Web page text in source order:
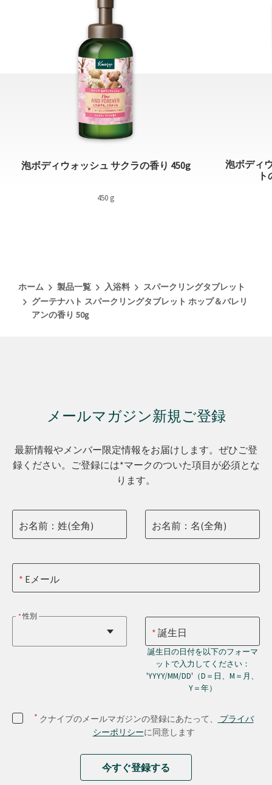
泡ボディウォッシュ サクラの香り 450g
450 g
泡ボディ
ホーム 製品一覧 入浴料
スパークリングタブレット
グーテナハト スパークリングタブレット ホップ＆バレリ
アンの香り 50g
メールマガジン新規ご登録
最新情報やメンバー限定情報をお届けします。ぜひご登
録ください。ご登録には*マークのついた項目が必須とな
ります。
お名前：姓(全角) お名前：名(全角)
Eメール
性別
誕生日
誕生日の日付を以下のフォーマ
ットで入力してください：
'YYYY/MM/DD'（D＝日、M＝月、
Y＝年）
* クナイプのメールマガジンの登録にあたって、
プライバ
シーポリシーに同意します
今すぐ登録する